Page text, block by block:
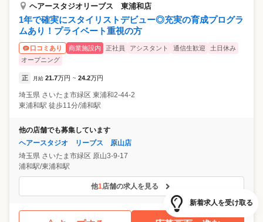
ヘアースタジオリーブス 東浦和店
1年で確実にスタイリストデビュー◎充実の育成プログラ
ムあり！プライベート重視の方
口コミあり 商業施設内 正社員 アシスタント 通信生歓迎
土日休み
オープニング
正 月給 21.7万円 ~ 24.2万円
埼玉県 さいたま市緑区 東浦和2-44-2
東浦和駅 徒歩11分/浦和駅
他の店舗でも募集しています
ヘアースタジオ リーブス 原山店
埼玉県 さいたま市緑区 原山3-9-17
浦和駅/東浦和駅
他1店舗の求人を見る
新着求人を受け取る